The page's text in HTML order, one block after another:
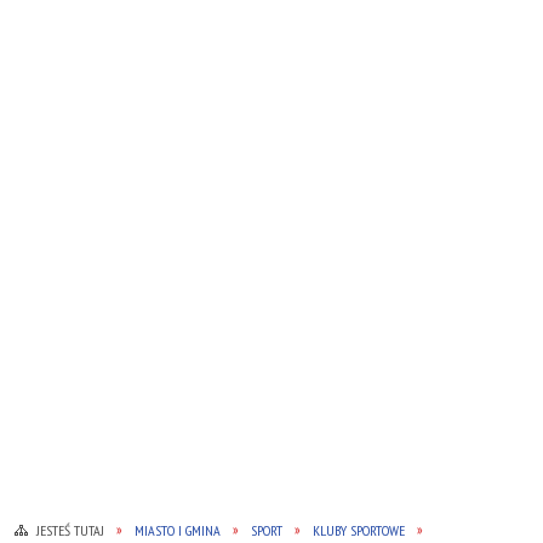
JESTEŚ TUTAJ MIASTO I GMINA SPORT KLUBY SPORTOWE